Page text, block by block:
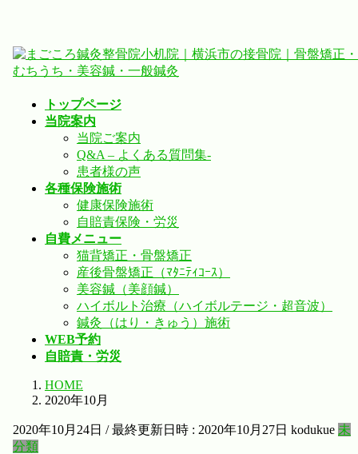
コ
ン
ナ
ビ
トップページ
当院案内
当院ご案内
Q&A – よくある質問集-
患者様の声
各種保険施術
健康保険施術
自賠責保険・労災
自費メニュー
猫背矯正・骨盤矯正
産後骨盤矯正（ﾏﾀﾆﾃｨｺｰｽ）
美容鍼（美顔鍼）
ハイボルト治療（ハイボルテージ・超音波）
鍼灸（はり・きゅう）施術
WEB予約
自賠責・労災
HOME
2020年10月
2020年10月24日 / 最終更新日時 : 2020年10月27日 kodukue 未
分類